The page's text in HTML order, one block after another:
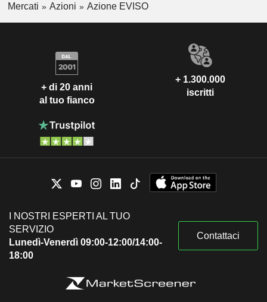
Mercati Azioni Azione EVISO
+ di 20 anni
al tuo fianco
+ 1.300.000
iscritti
I NOSTRI ESPERTI AL TUO
SERVIZIO
Lunedì-Venerdì 09:00-12:00/14:00-
18:00
Contattaci